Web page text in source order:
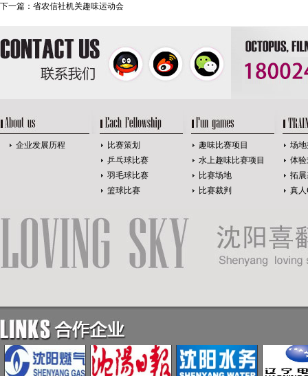
下一篇： 省农信社机关趣味运动会
企业发展历程
比赛策划
乒乓球比赛
羽毛球比赛
篮球比赛
趣味比赛项目
水上趣味比赛项目
比赛场地
比赛裁判
场
体
拓
真